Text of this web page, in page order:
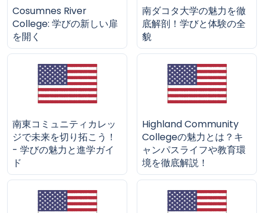
Cosumnes River
College: 学びの新しい扉
を開く
南ダコタ大学の魅力を徹
底解剖！学びと体験の全
貌
南東コミュニティカレッ
ジで未来を切り拓こう！
- 学びの魅力と進学ガイ
ド
Highland Community
Collegeの魅力とは？キ
ャンパスライフや教育環
境を徹底解説！